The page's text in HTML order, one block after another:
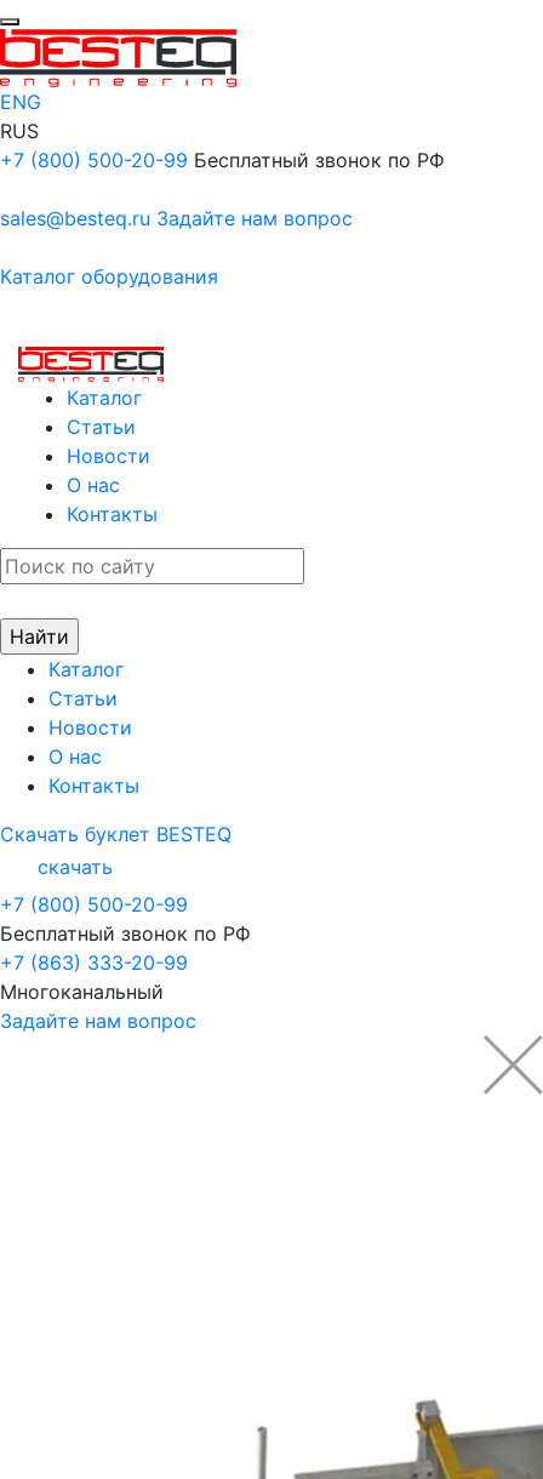
ENG
RUS
+7 (800) 500-20-99 Бесплатный звонок по РФ
sales@besteq.ru Задайте нам вопрос
Каталог оборудования
Каталог
Статьи
Новости
О нас
Контакты
Каталог
Статьи
Новости
О нас
Контакты
Скачать буклет BESTEQ
скачать
+7 (800) 500-20-99
Бесплатный звонок по РФ
+7 (863) 333-20-99
Многоканальный
Задайте нам вопрос